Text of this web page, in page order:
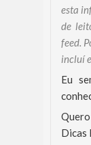
esta
de
feed.
incluí
Eu
Dicas